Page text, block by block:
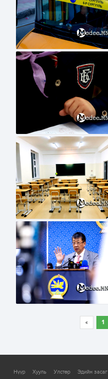
« 1
Нүүр Хууль Улстөр Эдийн засаг